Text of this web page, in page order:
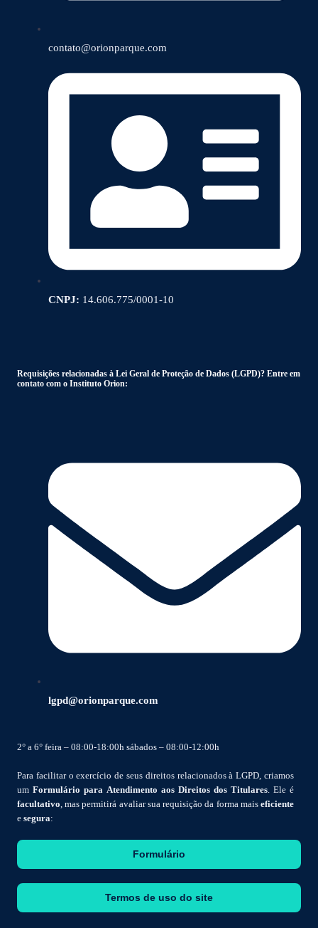
contato@orionparque.com
CNPJ: 14.606.775/0001-10
Requisições relacionadas à Lei Geral de Proteção de Dados (LGPD)? Entre em
contato com o Instituto Orion:
lgpd@orionparque.com
2° a 6° feira – 08:00-18:00h sábados – 08:00-12:00h
Para facilitar o exercício de seus direitos relacionados à LGPD, criamos
um Formulário para Atendimento aos Direitos dos Titulares . Ele é
facultativo , mas permitirá avaliar sua requisição da forma mais eficiente
e segura:
Formulário
Termos de uso do site